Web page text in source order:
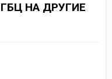
НА ДРУГИЕ